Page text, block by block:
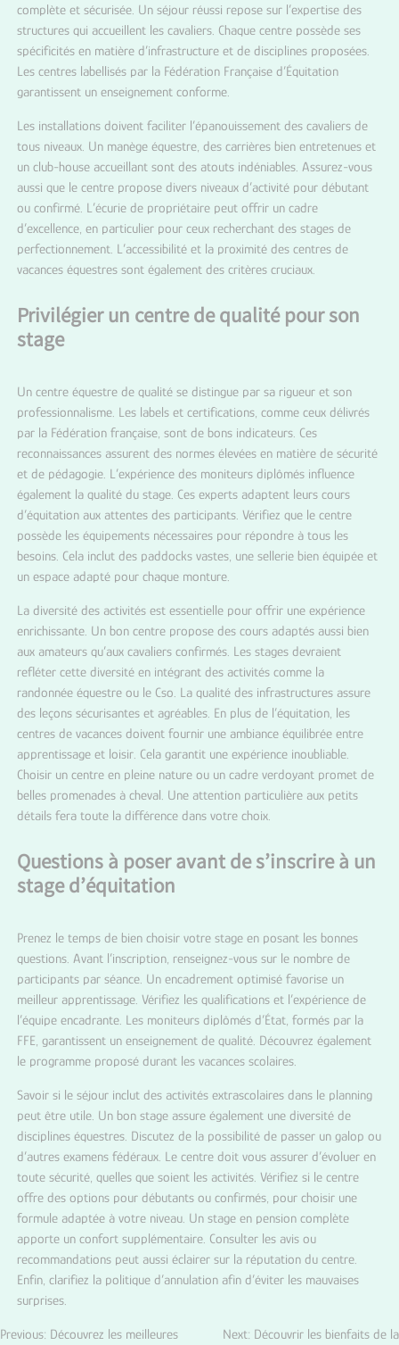
complète et sécurisée. Un séjour réussi repose sur l’expertise des
structures qui accueillent les cavaliers. Chaque centre possède ses
spécificités en matière d’infrastructure et de disciplines proposées.
Les centres labellisés par la Fédération Française d’Équitation
garantissent un enseignement conforme.
Les installations doivent faciliter l’épanouissement des cavaliers de
tous niveaux. Un manège équestre, des carrières bien entretenues et
un club-house accueillant sont des atouts indéniables. Assurez-vous
aussi que le centre propose divers niveaux d’activité pour débutant
ou confirmé. L’écurie de propriétaire peut offrir un cadre
d’excellence, en particulier pour ceux recherchant des stages de
perfectionnement. L’accessibilité et la proximité des centres de
vacances équestres sont également des critères cruciaux.
Privilégier un centre de qualité pour son
stage
Un centre équestre de qualité se distingue par sa rigueur et son
professionnalisme. Les labels et certifications, comme ceux délivrés
par la Fédération française, sont de bons indicateurs. Ces
reconnaissances assurent des normes élevées en matière de sécurité
et de pédagogie. L’expérience des moniteurs diplômés influence
également la qualité du stage. Ces experts adaptent leurs cours
d’équitation aux attentes des participants. Vérifiez que le centre
possède les équipements nécessaires pour répondre à tous les
besoins. Cela inclut des paddocks vastes, une sellerie bien équipée et
un espace adapté pour chaque monture.
La diversité des activités est essentielle pour offrir une expérience
enrichissante. Un bon centre propose des cours adaptés aussi bien
aux amateurs qu’aux cavaliers confirmés. Les stages devraient
refléter cette diversité en intégrant des activités comme la
randonnée équestre ou le Cso. La qualité des infrastructures assure
des leçons sécurisantes et agréables. En plus de l’équitation, les
centres de vacances doivent fournir une ambiance équilibrée entre
apprentissage et loisir. Cela garantit une expérience inoubliable.
Choisir un centre en pleine nature ou un cadre verdoyant promet de
belles promenades à cheval. Une attention particulière aux petits
détails fera toute la différence dans votre choix.
Questions à poser avant de s’inscrire à un
stage d’équitation
Prenez le temps de bien choisir votre stage en posant les bonnes
questions. Avant l’inscription, renseignez-vous sur le nombre de
participants par séance. Un encadrement optimisé favorise un
meilleur apprentissage. Vérifiez les qualifications et l’expérience de
l’équipe encadrante. Les moniteurs diplômés d’État, formés par la
FFE, garantissent un enseignement de qualité. Découvrez également
le programme proposé durant les vacances scolaires.
Savoir si le séjour inclut des activités extrascolaires dans le planning
peut être utile. Un bon stage assure également une diversité de
disciplines équestres. Discutez de la possibilité de passer un galop ou
d’autres examens fédéraux. Le centre doit vous assurer d’évoluer en
toute sécurité, quelles que soient les activités. Vérifiez si le centre
offre des options pour débutants ou confirmés, pour choisir une
formule adaptée à votre niveau. Un stage en pension complète
apporte un confort supplémentaire. Consulter les avis ou
recommandations peut aussi éclairer sur la réputation du centre.
Enfin, clarifiez la politique d’annulation afin d’éviter les mauvaises
surprises.
Previous: Découvrez les meilleures
Next: Découvrir les bienfaits de la